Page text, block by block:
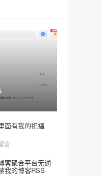
面有我的祝福
言
客聚合平台无通
我的博客RSS